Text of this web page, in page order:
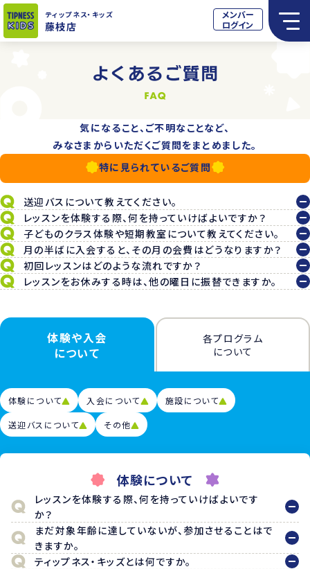
ティップネス・キッズ
藤枝店
メンバー
ログイン
気になること、ご不明なことなど、
みなさまからいただくご質問をまとめました。
特に見られているご質問
送迎バスについて教えてください。
レッスンを体験する際、何を持っていけばよいですか？
子どものクラス体験や短期教室について教えてください。
月の半ばに入会すると、その月の会費はどうなりますか？
初回レッスンはどのような流れですか？
レッスンをお休みする時は、他の曜日に振替できますか。
体験や入会
について
各プログラム
について
体験について 入会について 施設について
送迎バスについて その他
体験について
レッスンを体験する際、何を持っていけばよいです
か？
まだ対象年齢に達していないが、参加させることはで
きますか。
ティップネス・キッズとは何ですか。